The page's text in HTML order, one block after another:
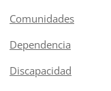
Comunidades
Dependencia
Discapacidad